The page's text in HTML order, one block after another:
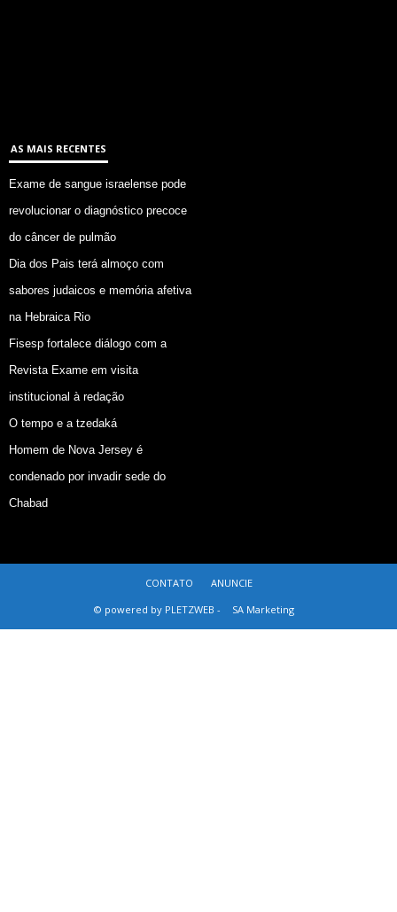
AS MAIS RECENTES
Exame de sangue israelense pode
revolucionar o diagnóstico precoce
do câncer de pulmão
Dia dos Pais terá almoço com
sabores judaicos e memória afetiva
na Hebraica Rio
Fisesp fortalece diálogo com a
Revista Exame em visita
institucional à redação
O tempo e a tzedaká
Homem de Nova Jersey é
condenado por invadir sede do
Chabad
CONTATO
ANUNCIE
© powered by PLETZWEB -
SA Marketing